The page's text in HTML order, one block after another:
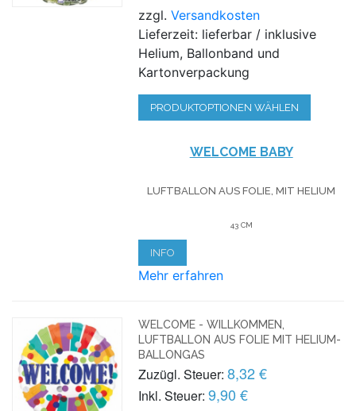
zzgl.Versandkosten
Lieferzeit: lieferbar / inklusive
Helium, Ballonband und
Kartonverpackung
PRODUKTOPTIONEN WÄHLEN
WELCOME BABY
LUFTBALLON AUS FOLIE, MIT HELIUM
43 CM
INFO
Mehr erfahren
WELCOME - WILLKOMMEN,
LUFTBALLON AUS FOLIE MIT HELIUM-
BALLONGAS
Zuzügl. Steuer: 8,32 €
Inkl. Steuer: 9,90 €